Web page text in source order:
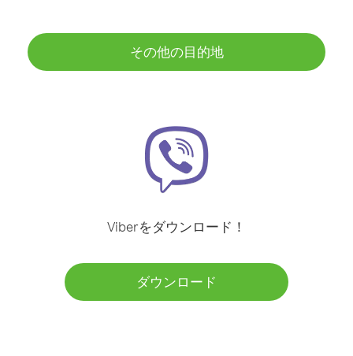
その他の目的地
Viberをダウンロード！
ダウンロード